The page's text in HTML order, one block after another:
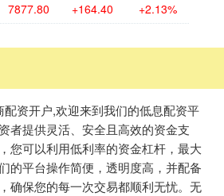
7877.80 +164.40 +2.13%
资开户,欢迎来到我们的低息配资平
者提供灵活、安全且高效的资金支
您可以利用低利率的资金杠杆，最大
的平台操作简便，透明度高，并配备
确保您的每一次交易都顺利无忧。无